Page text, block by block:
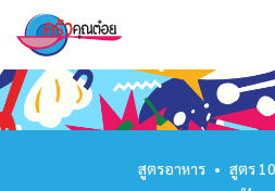
หน้าแรก
สูตรอาหาร • สูตร